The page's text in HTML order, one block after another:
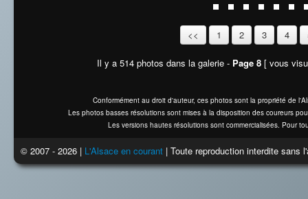
<< 1 2 3 4
Il y a 514 photos dans la galerie - Page 8[ vous
Conformément au droit d'auteur, ces photos sont la propriété de
Les photos basses résolutions sont mises à la disposition des coureurs
Les versions hautes résolutions sont commercialisées. Pour
© 2007 - 2026 | L'Alsace en courant | Toute reproduction interdite sans